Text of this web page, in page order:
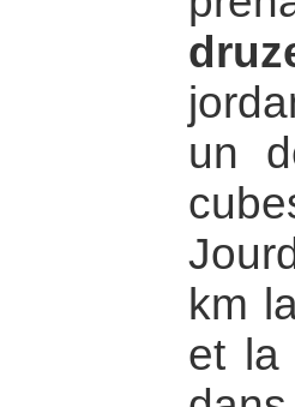
un
km
et la